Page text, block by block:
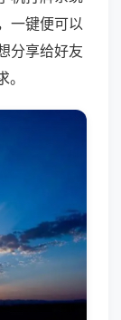
一键便可以
分享给好友